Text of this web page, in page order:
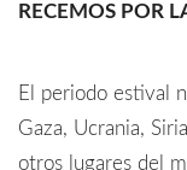
RECEMOS POR
El periodo estival
Gaza, Ucrania,
otros lugares del